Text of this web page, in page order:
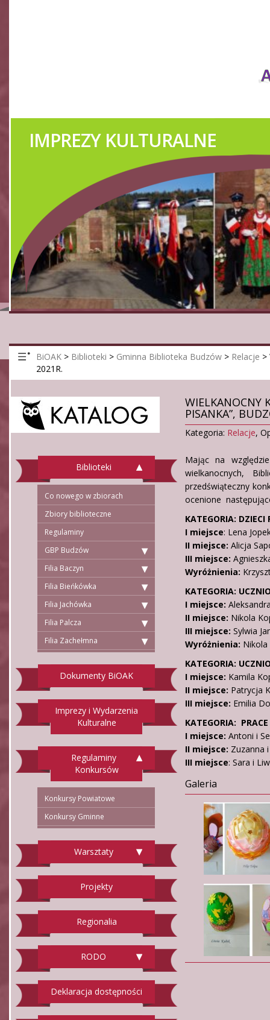
TWÓRCY LUDOWI
BiOAK > Biblioteki > Gminna Biblioteka Budzów > Relacje >
2021R.
Biblioteki
Co nowego w zbiorach
Zbiory biblioteczne
Regulaminy
GBP Budzów
Filia Baczyn
Filia Bieńkówka
Filia Jachówka
Filia Palcza
Filia Zachełmna
Dokumenty BiOAK
Imprezy i Wydarzenia
Kulturalne
Regulaminy
Konkursów
Konkursy Powiatowe
Konkursy Gminne
Warsztaty
Projekty
Regionalia
RODO
Deklaracja dostępności
WIELKANOCNY
PISANKA”,
Kategoria: Relacje,
Mając na
wielkanocnych,
przedświąteczny
ocenione
KATEGORIA: DZIECI
I miejsce: Lena
II miejsce: Alicja
III miejsce:
Wyróżnienia:
KATEGORIA:
I miejsce:
II miejsce: Nikola
III miejsce: Sylwia
Wyróżnienia: Nikola
KATEGORIA:
I miejsce: Kamila
II miejsce: Patrycja
III miejsce: Emilia
KATEGORIA:
I miejsce: Antoni i
II miejsce: Zuzanna
III miejsce: Sara i
Galeria